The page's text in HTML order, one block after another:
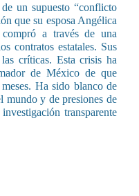
un supuesto “conflicto
que su esposa Angélica
a través de una
contratos estatales. Sus
críticas. Esta crisis ha
de México de que
Ha sido blanco de
mundo y de presiones de
transparente